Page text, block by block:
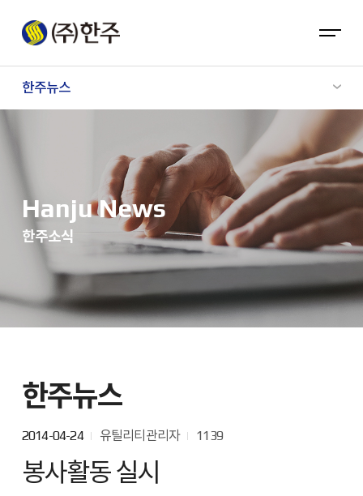
한주뉴스
Hanju News
한주소식
한주뉴스
2014-04-24 유틸리티관리자 1139
봉사활동 실시